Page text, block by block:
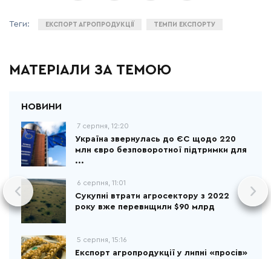
ЕКСПОРТ АГРОПРОДУКЦІЇ ТЕМПИ ЕКСПОРТУ
МАТЕРІАЛИ ЗА ТЕМОЮ
7 серпня, 12:20
Україна звернулась до ЄС щодо 220
млн євро безповоротної підтримки для
...
6 серпня, 11:01
Сукупні втрати агросектору з 2022
року вже перевищили $90 млрд
5 серпня, 15:16
Експорт агропродукції у липні «просів»